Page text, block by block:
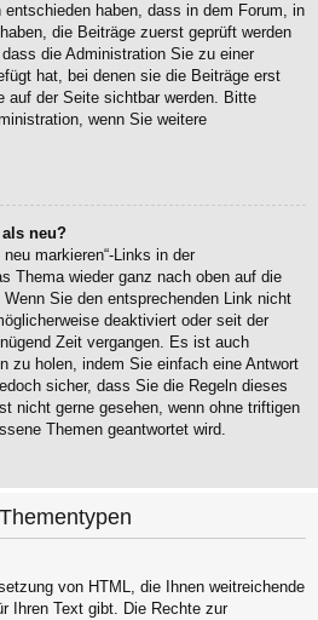
entschieden haben, dass in dem Forum, in
die Beiträge zuerst geprüft werden
die Administration Sie zu einer
hat, bei denen sie die Beiträge erst
auf der Seite sichtbar werden. Bitte
wenn Sie weitere
neu?
markieren“-Links in der
Thema wieder ganz nach oben auf die
Sie den entsprechenden Link nicht
deaktiviert oder seit der
Zeit vergangen. Es ist auch
zu holen, indem Sie einfach eine Antwort
sicher, dass Sie die Regeln dieses
nicht gerne gesehen, wenn ohne triftigen
Themen geantwortet wird.
von HTML, die Ihnen weitreichende
Ihren Text gibt. Die Rechte zur